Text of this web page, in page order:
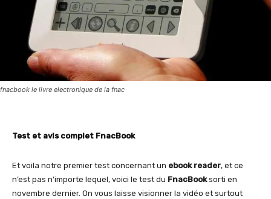
fnacbook le livre electronique de la fnac
Test et avis complet FnacBook
Et voila notre premier test concernant un ebook reader, et ce
n’est pas n’importe lequel, voici le test du FnacBooksorti en
novembre dernier. On vous laisse visionner la vidéo et surtout